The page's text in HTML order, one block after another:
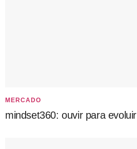
MERCADO
mindset360: ouvir para evoluir